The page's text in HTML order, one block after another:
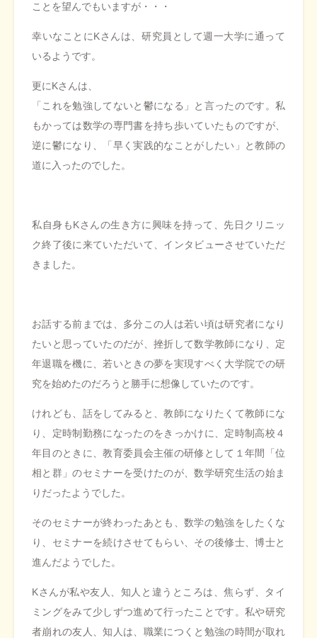
ことを望んでもいますが・・・
幸いなことにKさんは、研究員として週一大学に通って
いるようです。
更にKさんは、
「これを勉強してないと鬱になる」と言ったのです。私
もかっては数学の専門書を持ち歩いていたものですが、
逆に鬱になり、「早く実践的なことがしたい」と教師の
道に入ったのでした。
私自身もKさんの生き方に興味を持って、先日クリニッ
ク終了後に来ていただいて、インタビューさせていただ
きました。
お話する前までは、多分この人は若い頃は研究者になり
たいと思っていたのだが、挫折して数学教師になり、定
年退職を機に、若いときの夢を実現すべく大学院での研
究を始めたのだろうと勝手に想像していたのです。
けれども、話をしてみると、教師になりたくて教師にな
り、定時制勤務になったのをきっかけに、定時制高校４
年目のときに、教育委員会主催の研修として１年間「位
相と群」のセミナーを受けたのが、数学研究生活の始ま
りだったようでした。
そのセミナーが終わったあとも、数学の勉強をしたくな
り、セミナーを続けさせてもらい、その後修士、博士と
進んだようでした。
Kさんが私や友人、知人と違うところは、焦らず、タイ
ミングをみて少しずつ進めて行ったことです。私や研究
者崩れの友人、知人は、職業につくと勉強の時間が取れ